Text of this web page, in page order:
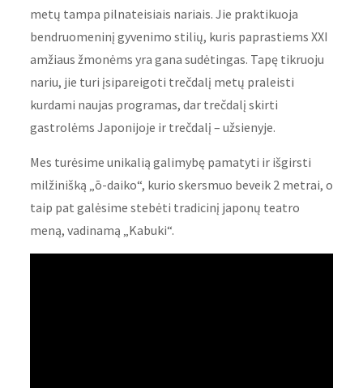
metų tampa pilnateisiais nariais. Jie praktikuoja
bendruomeninį gyvenimo stilių, kuris paprastiems XXI
amžiaus žmonėms yra gana sudėtingas. Tapę tikruoju
nariu, jie turi įsipareigoti trečdalį metų praleisti
kurdami naujas programas, dar trečdalį skirti
gastrolėms Japonijoje ir trečdalį – užsienyje.
Mes turėsime unikalią galimybę pamatyti ir išgirsti
milžinišką „ō-daiko“, kurio skersmuo beveik 2 metrai, o
taip pat galėsime stebėti tradicinį japonų teatro
meną, vadinamą „Kabuki“.